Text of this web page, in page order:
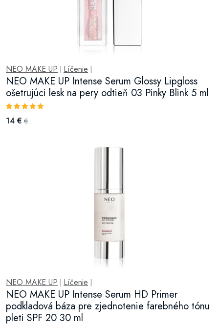
NEO MAKE UP Líčenie
NEO MAKE UP Intense Serum Glossy Lipgloss
ošetrujúci lesk na pery odtieň 03 Pinky Blink 5 ml
14 € €
NEO MAKE UP Líčenie
NEO MAKE UP Intense Serum HD Primer
podkladová báza pre zjednotenie farebného tónu
pleti SPF 20 30 ml